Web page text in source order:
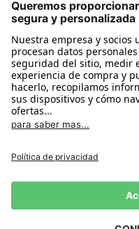
Más tiendas online
España
Condiciones Compra
Aviso Legal